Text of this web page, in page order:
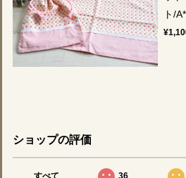
ト/
ショップの評価